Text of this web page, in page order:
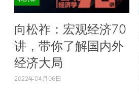
向松祚：宏观经济70
讲，带你了解国内外
经济大局
2022年04月06日